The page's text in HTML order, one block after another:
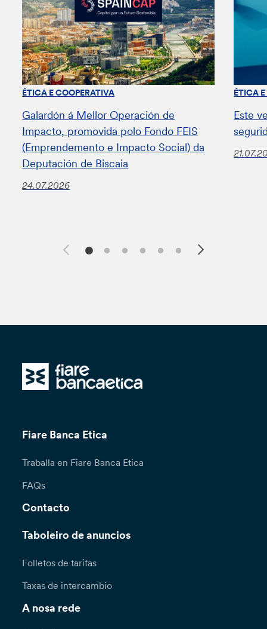
ÉTICA E COOPERATIVA
Galardón á Mellor Operación de
Impacto, promovida polo Fondo FEIS
(Emprendemento e Impacto Social) da
Deputación de Biscaia
24.07.2026
ÉTICA
Este
Fiare Banca Etica
Traballa en Fiare Banca Etica
FAQs
Contacto
Taboleiro de anuncios
Folletos de tarifas
Taxas de intercambio
A nosa rede